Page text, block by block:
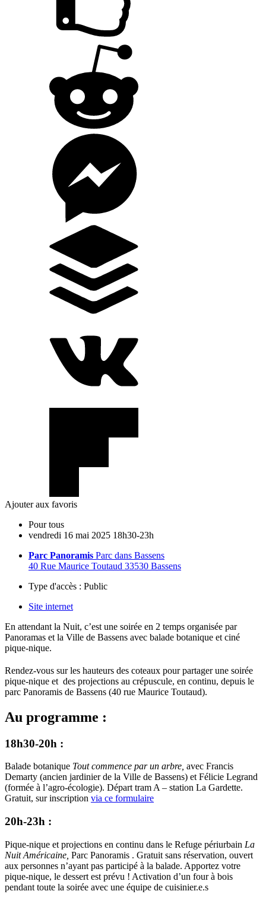
Ajouter aux favoris
Pour tous
vendredi 16 mai 2025 18h30-23h
Parc Panoramis Parc dans Bassens
40 Rue Maurice Toutaud 33530 Bassens
Type d'accès : Public
Site internet
En attendant la Nuit, c’est une soirée en 2 temps organisée par
Panoramas et la Ville de Bassens avec balade botanique et ciné
pique-nique.
Rendez-vous sur les hauteurs des coteaux pour partager une soirée
pique-nique et des projections au crépuscule, en continu, depuis le
parc Panoramis de Bassens (40 rue Maurice Toutaud).
Au programme :
18h30-20h :
Balade botanique Tout commence par un arbre, avec Francis
Demarty (ancien jardinier de la Ville de Bassens) et Félicie Legrand
(formée à l’agro-écologie). Départ tram A – station La Gardette.
Gratuit, sur inscription via ce formulaire
20h-23h :
Pique-nique et projections en continu dans le Refuge périurbain La
Nuit Américaine, Parc Panoramis . Gratuit sans réservation, ouvert
aux personnes n’ayant pas participé à la balade. Apportez votre
pique-nique, le dessert est prévu ! Activation d’un four à bois
pendant toute la soirée avec une équipe de cuisinier.e.s